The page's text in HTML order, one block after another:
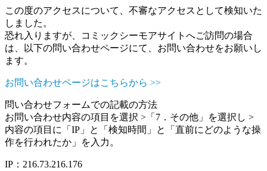
この度のアクセスについて、不審なアクセスとして検知いた
しました。
恐れ入りますが、コミックシーモアサイトへご訪問の場合
は、以下の問い合わせページにて、お問い合わせをお願いし
ます。
お問い合わせページはこちらから >>
問い合わせフォームでの記載の方法
お問い合わせ内容の項目を選択 >「7．その他」を選択し >
内容の項目に「IP」と「検知時間」と「直前にどのような操
作を行われたか」を入力。
IP：216.73.216.176